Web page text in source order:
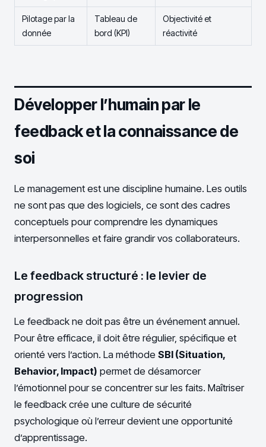
Pilotage par la
donnée
Tableau de
bord (KPI)
Objectivité et
réactivité
Développer l’humain par le
feedback et la connaissance de
soi
Le management est une discipline humaine. Les outils
ne sont pas que des logiciels, ce sont des cadres
conceptuels pour comprendre les dynamiques
interpersonnelles et faire grandir vos collaborateurs.
Le feedback structuré : le levier de
progression
Le feedback ne doit pas être un événement annuel.
Pour être efficace, il doit être régulier, spécifique et
orienté vers l’action. La méthode SBI (Situation,
Behavior, Impact) permet de désamorcer
l’émotionnel pour se concentrer sur les faits. Maîtriser
le feedback crée une culture de sécurité
psychologique où l’erreur devient une opportunité
d’apprentissage.